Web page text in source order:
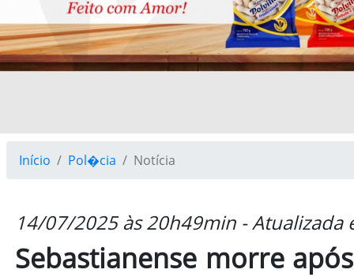
Início Pol�cia Notícia
14/07/2025 às 20h49min -
Sebastianense morre